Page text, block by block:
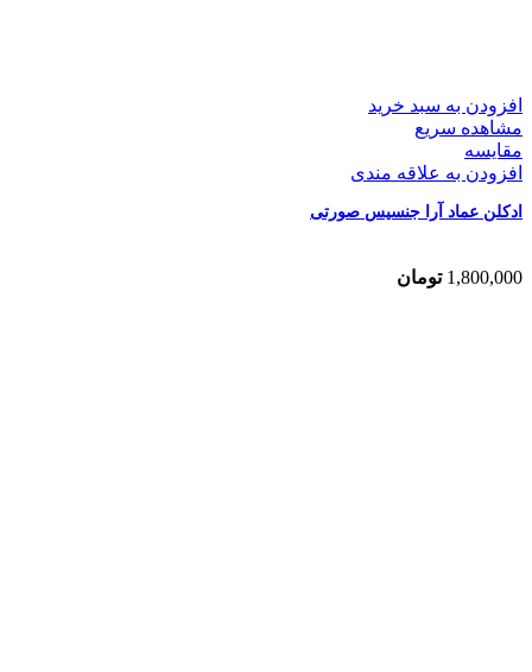
افزودن به سبد خرید
مشاهده سریع
مقایسه
افزودن به علاقه مندی
ادکلن عماد آرا جنسیس صورتی
1,800,000 تومان